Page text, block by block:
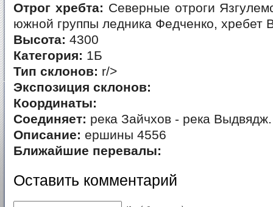
Отрог хребта: Северные отроги
южной группы ледника Федченко, хребет
Высота: 4300
Категория: 1Б
Тип склонов: r/>
Экспозиция склонов:
Координаты:
Соединяет: река Зайчхов - река Выдвядж.
Описание: ершины 4556
Ближайшие перевалы:
Оставить комментарий